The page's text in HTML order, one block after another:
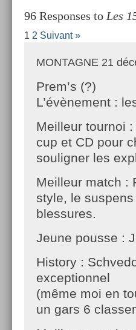
96 Responses to Les
1 2 Suivant »
MONTAGNE 21
Prem’s (?)
L’évènement :
Meilleur tournoi
cup et CD pour
souligner les
Meilleur match :
style, le
blessures.
Jeune pousse :
History :
exceptionnel
(même moi en
un gars 6